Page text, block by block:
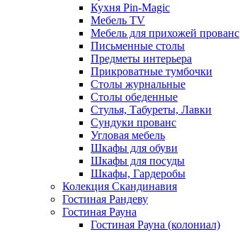
Кухня Pin-Magic
Мебель TV
Мебель для прихожей прованс
Письменные столы
Предметы интерьера
Прикроватные тумбочки
Столы журнальные
Столы обеденные
Стулья, Табуреты, Лавки
Сундуки прованс
Угловая мебель
Шкафы для обуви
Шкафы для посуды
Шкафы, Гардеробы
Колекция Скандинавия
Гостиная Рандеву
Гостиная Рауна
Гостиная Рауна (колониал)